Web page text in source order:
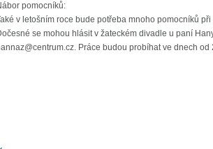
pomocníků:
v letošním roce bude potřeba mnoho pomocníků
se mohou hlásit v žateckém divadle u paní
Práce budou probíhat ve dnech od